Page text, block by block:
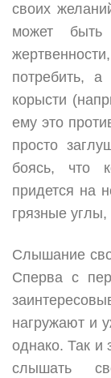
своих
может
потребить,
корысти
ему это
просто
боясь, что
придется на
грязные
Слышание
Сперва с
нагружают и
однако. Так и
слышать